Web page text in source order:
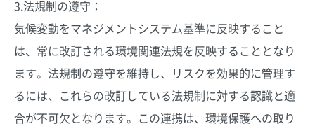
3.法規制の遵守：
気候変動をマネジメントシステム基準に反映すること
は、常に改訂される環境関連法規を反映することとなり
ます。法規制の遵守を維持し、リスクを効果的に管理す
るには、これらの改訂している法規制に対する認識と適
合が不可欠となります。この連携は、環境保護への取り